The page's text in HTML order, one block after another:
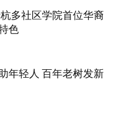
多社区学院首位华裔
色
年轻人 百年老树发新